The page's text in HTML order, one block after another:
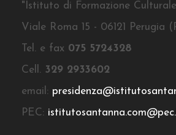
"Istituto di Formazione
Viale Roma 15 - 06121 Perugia
Tel. e fax 075 5724328
Cell. 329 2933602
email:
PEC: